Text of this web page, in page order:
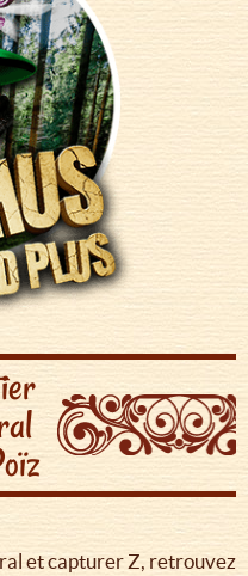
et capturer Z, retrouvez